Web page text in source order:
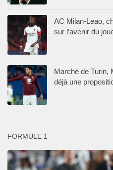
AC Milan-Leao,
sur l’avenir du
Marché de Turin,
déjà une
FORMULE 1